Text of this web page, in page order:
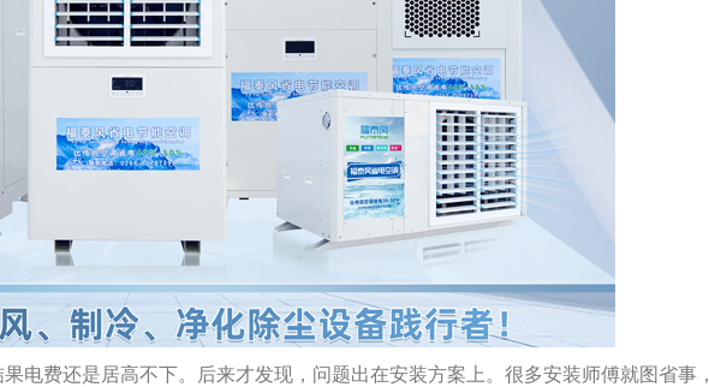
费还是居高不下。后来才发现，问题出在安装方案上。很多安装师傅就图省事，